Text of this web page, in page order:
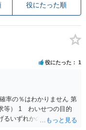
役にたった順
役にたった 1
率の％はわかりません 第
等） 1 わいせつの目的
るいずれかの行為をした